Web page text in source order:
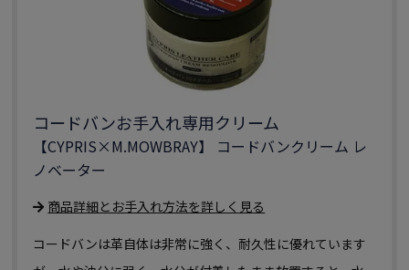
コードバンお手入れ専用クリーム
【CYPRIS×M.MOWBRAY】 コードバンクリーム レ
ノベーター
商品詳細とお手入れ方法を詳しく見る
コードバンは革自体は非常に強く、耐久性に優れています